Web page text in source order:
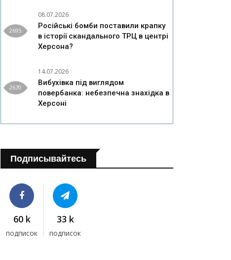
2695
08.07.2026
Російські бомби поставили крапку
в історії скандального ТРЦ в центрі
Херсона?
2670
14.07.2026
Вибухівка під виглядом
повербанка: небезпечна знахідка в
Херсоні
Подписывайтесь
60 k
подписок
33 k
подписок